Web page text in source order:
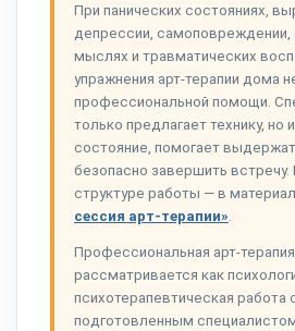
При панических состояниях,
депрессии, самоповреждении,
мыслях и травматических
упражнения арт-терапии дома
профессиональной помощи.
только предлагает технику, но
состояние, помогает
безопасно завершить
структуре работы — в
сессия арт-терапии».
Профессиональная арт-терапия
рассматривается как
психотерапевтическая работа
подготовленным